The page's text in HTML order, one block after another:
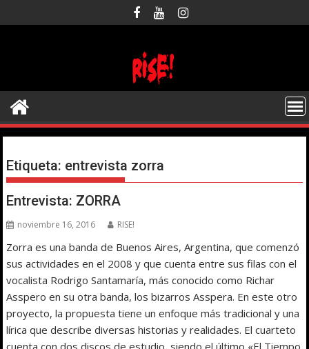
al
Etiqueta: entrevista zorra
Entrevista: ZORRA
noviembre 16, 2016 RISE!
Zorra es una banda de Buenos Aires, Argentina, que comenzó
sus actividades en el 2008 y que cuenta entre sus filas con el
vocalista Rodrigo Santamaría, más conocido como Richar
Asspero en su otra banda, los bizarros Asspera. En este otro
proyecto, la propuesta tiene un enfoque más tradicional y una
lírica que describe diversas historias y realidades. El cuarteto
cuenta con dos discos de estudio, siendo el último «El Tiempo